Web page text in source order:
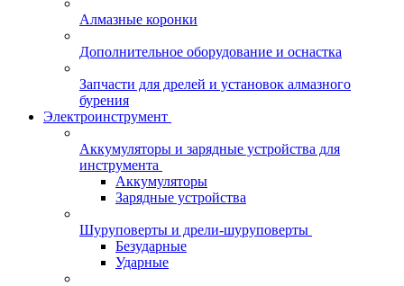
Алмазные коронки
Дополнительное оборудование и оснастка
Запчасти для дрелей и установок алмазного
бурения
Электроинструмент
Аккумуляторы и зарядные устройства для
инструмента
Аккумуляторы
Зарядные устройства
Шуруповерты и дрели-шуруповерты
Безударные
Ударные